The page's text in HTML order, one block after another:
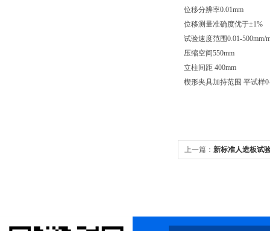
位移分辨率0.01mm
位移测量准确度优于±1%
试验速度范围0.01-500mm/
压缩空间550mm
立柱间距 400mm
楔形夹具加持范围 平试样
上一篇： 新标准人造板试